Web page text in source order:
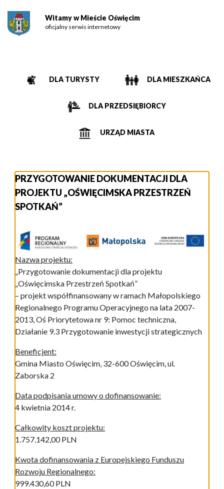
Witamy w Mieście Oświęcim
oficjalny serwis internetowy
DLA TURYSTY DLA MIESZKAŃCA
DLA PRZEDSIĘBIORCY
URZĄD MIASTA
PRZYGOTOWANIE DOKUMENTACJI DLA
PROJEKTU „OŚWIĘCIMSKA PRZESTRZEŃ
SPOTKAŃ”
Nazwa projektu:
„Przygotowanie dokumentacji dla projektu
„Oświęcimska Przestrzeń Spotkań”
– projekt współfinansowany w ramach Małopolskiego
Regionalnego Programu Operacyjnego na lata 2007-
2013, Oś Priorytetowa nr 9: Pomoc techniczna,
Działanie 9.3 Przygotowanie inwestycji strategicznych
Beneficjent:
Gmina Miasto Oświęcim, 32-600 Oświęcim, ul.
Zaborska 2
Data podpisania umowy o dofinansowanie:
4 kwietnia 2014 r.
Całkowity koszt projektu:
1.757.142,00 PLN
Kwota dofinansowania z Europejskiego Funduszu
Rozwoju Regionalnego:
999.430,60 PLN